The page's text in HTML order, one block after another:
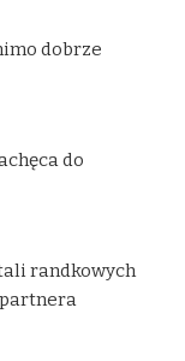
dobrze
do
randkowych
partnera